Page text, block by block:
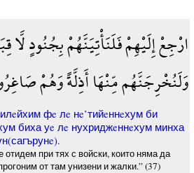
ارْجِعْ إِلَيْهِمْ فَلَنَأْتِيَنَّهُمْ بِجُنُودٍ لَّا
وَلَنُخْرِجَنَّهُم مِّنْهَا أَذِلَّةً وَهُمْ
фe лe нe’тийeннeхум би
биха уe лe нухриджeннeхум минха
при тях с войски, които няма да
от там унизени и жалки.” (37)